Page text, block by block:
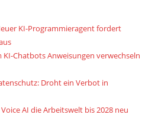
KI-Programmieragent fordert
KI-Chatbots Anweisungen verwechseln
Droht ein Verbot in
AI die Arbeitswelt bis 2028 neu